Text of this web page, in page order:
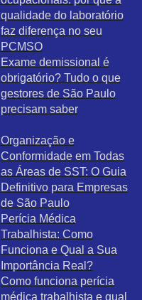
qualidade do laboratório
faz diferença no seu
PCMSO
Exame demissional é
obrigatório? Tudo o que
gestores de São Paulo
precisam saber
Organização e
Conformidade em Todas
as Áreas de SST: O Guia
Definitivo para Empresas
de São Paulo
Perícia Médica
Trabalhista: Como
Funciona e Qual a Sua
Importância Real?
Como funciona perícia
médica trabalhista e qual